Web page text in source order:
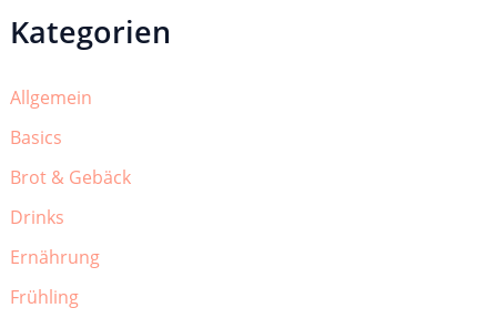
Kategorien
Allgemein
Basics
Brot & Gebäck
Drinks
Ernährung
Frühling